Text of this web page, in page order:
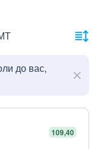
до вас,
109,40